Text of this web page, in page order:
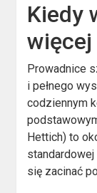
Kiedy
więcej
Prowadnice
i pełnego
codziennym
Hettich) to
się zacinać